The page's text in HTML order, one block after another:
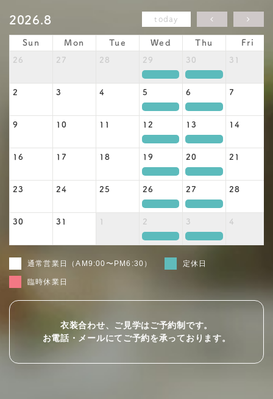
2026.8 today
Sun Mon Tue Wed Thu Fri
26 27 28 29 30 31
2 3 4 5 6 7
9 10 11 12 13 14
16 17 18 19 20 21
23 24 25 26 27 28
30 31 1 2 3 4
通常営業日（AM9:00〜PM6:30） 定休日
臨時休業日
衣装合わせ、ご見学はご予約制です。
お電話・メールにてご予約を承っております。